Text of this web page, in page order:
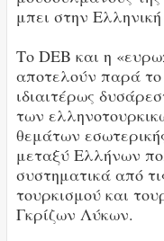
μπει στην
Το DEB και η
αποτελούν παρά το
ιδιαιτέρως
των
θεμάτων
μεταξύ Ελλήνων
συστηματικά από
τουρκισμού και
Γκρίζων Λύκων.